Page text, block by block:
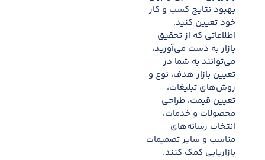
بهبود نتایج کسب و کار
خود تعیین کنید.
اطلاعاتی که از تحقیق
بازار به دست می‌آورید،
می‌توانند به شما در
تعیین بازار هدف، نوع و
روش‌های تبلیغات،
تعیین قیمت، طراحی
محصولات و خدمات،
انتخاب رسانه‌های
مناسب و سایر تصمیمات
بازاریابی کمک کنند.